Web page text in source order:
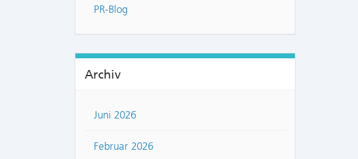
PR-Blog
Archiv
Juni 2026
Februar 2026